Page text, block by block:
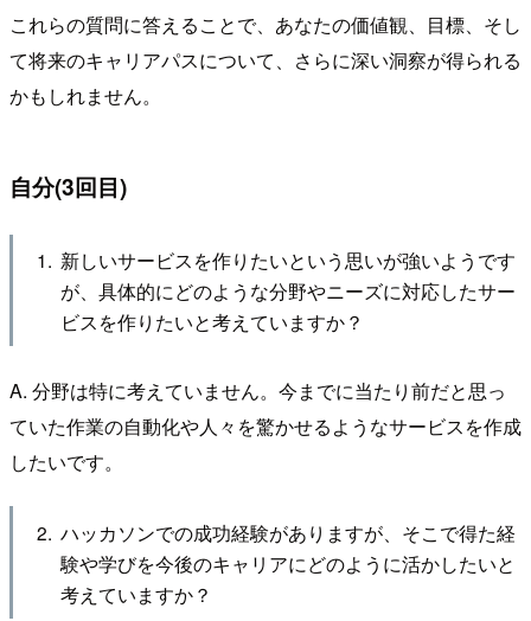
これらの質問に答えることで、あなたの価値観、目標、そし
て将来のキャリアパスについて、さらに深い洞察が得られる
かもしれません。
自分(3回目)
新しいサービスを作りたいという思いが強いようです
が、具体的にどのような分野やニーズに対応したサー
ビスを作りたいと考えていますか？
A. 分野は特に考えていません。今までに当たり前だと思っ
ていた作業の自動化や人々を驚かせるようなサービスを作成
したいです。
ハッカソンでの成功経験がありますが、そこで得た経
験や学びを今後のキャリアにどのように活かしたいと
考えていますか？